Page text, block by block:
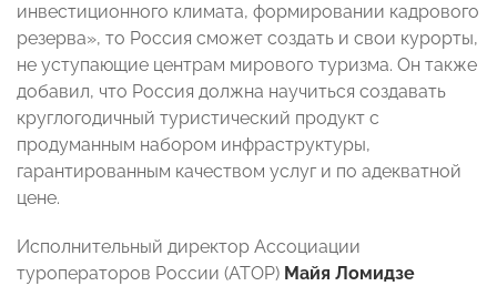
инвестиционного климата, формировании кадрового
резерва», то Россия сможет создать и свои курорты,
не уступающие центрам мирового туризма. Он также
добавил, что Россия должна научиться создавать
круглогодичный туристический продукт с
продуманным набором инфраструктуры,
гарантированным качеством услуг и по адекватной
цене.
Исполнительный директор Ассоциации
туроператоров России (АТОР) Майя Ломидзе